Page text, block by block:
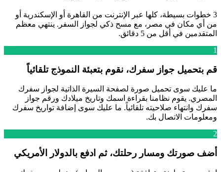
3 خطوات بسيطة، كلها عبر الإنترنت من القاهرة أو الإسكندرية أو
من أي مكان في مصر، مع مسح ذكي لجواز السفر. ينتهي معظم
المتقدمين في أقل من 5 دقائق.
1
قم بتحميل جواز سفرك، نقوم بتعبئة النموذج تلقائياً
ما عليك سوى تحميل صورة لصفحة السيرة الذاتية لجواز سفرك
المصري. يقوم نظامنا بقراءة اسمك وتاريخ ميلادك ورقم جواز
سفرك وانتهاء صلاحيته تلقائياً. ما عليك سوى إضافة تواريخ سفرك
ومعلومات الاتصال بك.
2
أضف صورتك ومسار رحلتك، ثم ادفع بالدولار الأمريكي